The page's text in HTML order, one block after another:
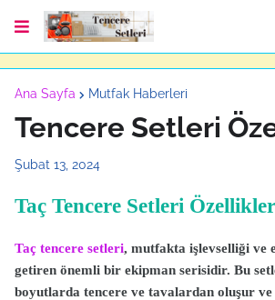
Ana Sayfa Mutfak Haberleri
Tencere Setleri
Şubat 13, 2024
Taç Tencere Setleri
Taç tencere setleri, mutfakta işlevselliği ve
getiren önemli bir ekipman serisidir. Bu
boyutlarda tencere ve tavalardan oluşur